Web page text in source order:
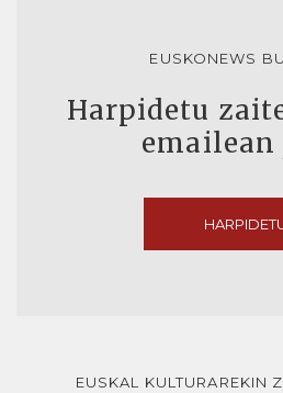
EUSKONEWS
Harpidetu
emailean
EUSKAL KULTURAREKIN